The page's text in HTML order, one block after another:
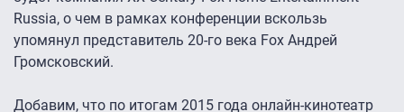
Russia, о чем в рамках конференции вскользь
упомянул представитель 20-го века Fox Андрей
Громсковский.
Добавим, что по итогам 2015 года онлайн-кинотеатр